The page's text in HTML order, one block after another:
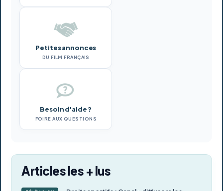
Petites annonces
DU FILM FRANÇAIS
Besoin d'aide ?
FOIRE AUX QUESTIONS
Articles les + lus